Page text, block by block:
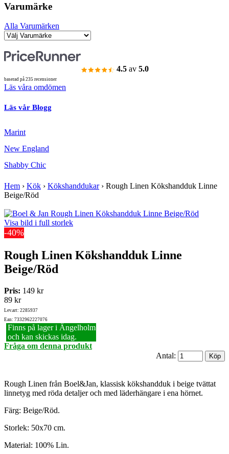
Varumärke
Alla Varumärken
4.5 av 5.0
baserad på 235 recensioner
Läs våra omdömen
Läs vår Blogg
Marint
New England
Shabby Chic
Hem › Kök › Kökshanddukar› Rough Linen Kökshandduk Linne
Beige/Röd
Visa bild i full storlek
-40%
Rough Linen Kökshandduk Linne
Beige/Röd
Pris: 149 kr
89 kr
Lev.art: 2285937
Ean: 7332962227076
Finns på lager i Ängelholm
och kan skickas idag.
Fråga om denna produkt
Antal:
Rough Linen från Boel&Jan, klassisk kökshandduk i beige tvättat
linnetyg med röda detaljer och med läderhängare i ena hörnet.
Färg: Beige/Röd.
Storlek: 50x70 cm.
Material: 100% Lin.